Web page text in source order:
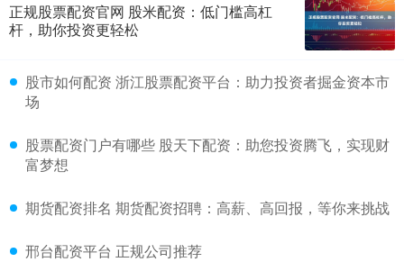
正规股票配资官网 股米配资：低门槛高杠
杆，助你投资更轻松
​股市如何配资 浙江股票配资平台：助力投资者掘金资本市
场
​股票配资门户有哪些 股天下配资：助您投资腾飞，实现财
富梦想
​期货配资排名 期货配资招聘：高薪、高回报，等你来挑战
​邢台配资平台 正规公司推荐